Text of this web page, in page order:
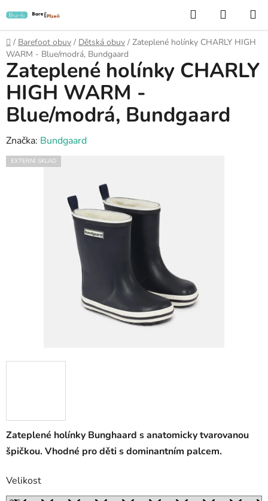
na
obsah
Hledat
KOŠÍK
Domů
/ Barefoot obuv / Dětská obuv / Zateplené holínky CHARLY HIGH
WARM - Blue/modrá, Bundgaard
Zateplené holínky Bunghaard s anatomicky tvarovanou
špičkou. Vhodné pro děti s dominantním palcem.
Velikost
Zateplené holínky CHARLY
HIGH WARM -
Blue/modrá, Bundgaard
Značka: Bundgaard
EXTERNÍ SKLAD